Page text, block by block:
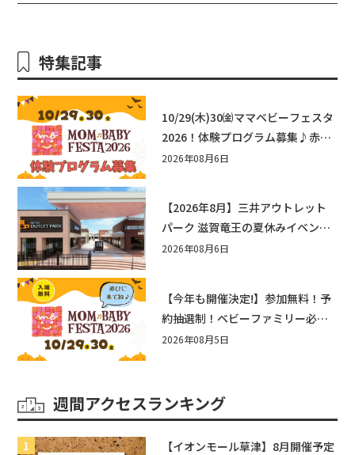
特集記事
10/29(木)30㈮ママベビーフェスタ
2026！体験プログラム募集♪赤ち
ゃん向けイベントに出演しません
2026年08月6日
【2026年8月】三井アウトレット
パーク 滋賀竜王の夏休みイベント
まとめ！びしょぬれ水あそび・激
2026年08月6日
【今年も開催決定!】参加無料！予
約抽選制！ベビーファミリー必見
☆入場無料☆10/29(木)30(金)ママ
2026年08月5日
週間アクセスランキング
【イオンモール草津】8月開催予定